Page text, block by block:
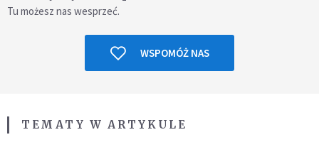
Tu możesz nas wesprzeć.
WSPOMÓŻ NAS
TEMATY W ARTYKULE